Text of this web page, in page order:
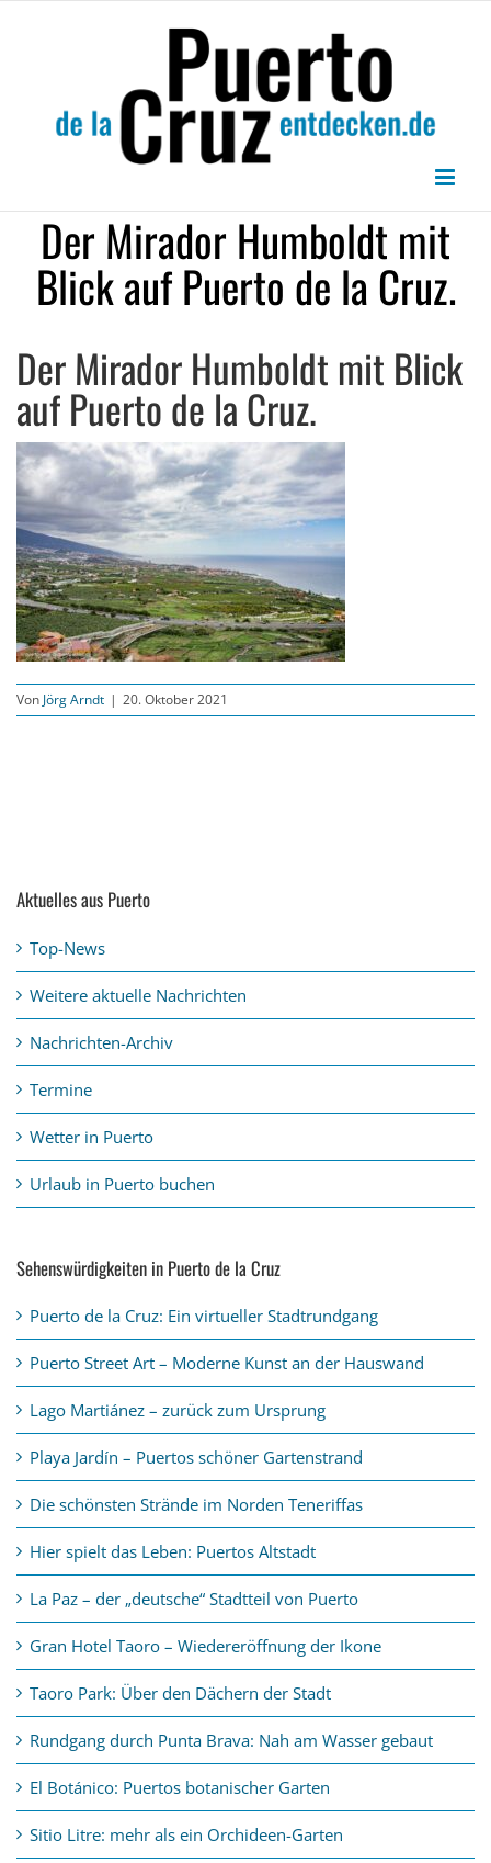
Der Mirador Humboldt mit
Blick auf Puerto de la Cruz.
Der Mirador Humboldt mit Blick
auf Puerto de la Cruz.
Von Jörg Arndt | 20. Oktober 2021
Aktuelles aus Puerto
Top-News
Weitere aktuelle Nachrichten
Nachrichten-Archiv
Termine
Wetter in Puerto
Urlaub in Puerto buchen
Sehenswürdigkeiten in Puerto de la Cruz
Puerto de la Cruz: Ein virtueller Stadtrundgang
Puerto Street Art – Moderne Kunst an der Hauswand
Lago Martiánez – zurück zum Ursprung
Playa Jardín – Puertos schöner Gartenstrand
Die schönsten Strände im Norden Teneriffas
Hier spielt das Leben: Puertos Altstadt
La Paz – der „deutsche“ Stadtteil von Puerto
Gran Hotel Taoro – Wiedereröffnung der Ikone
Taoro Park: Über den Dächern der Stadt
Rundgang durch Punta Brava: Nah am Wasser gebaut
El Botánico: Puertos botanischer Garten
Sitio Litre: mehr als ein Orchideen-Garten